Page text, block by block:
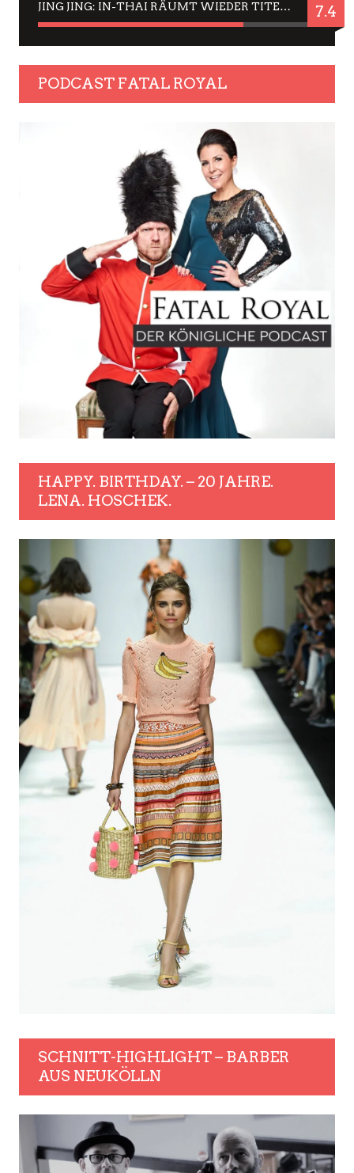
JING JING: IN-THAI RÄUMT WIEDER TITEL AB – EIN ZWEI-STUNDEN-ERLEBNISBERICHT 7.4
PODCAST FATAL ROYAL
HAPPY. BIRTHDAY. – 20 JAHRE.
LENA. HOSCHEK.
SCHNITT-HIGHLIGHT – BARBER
AUS NEUKÖLLN